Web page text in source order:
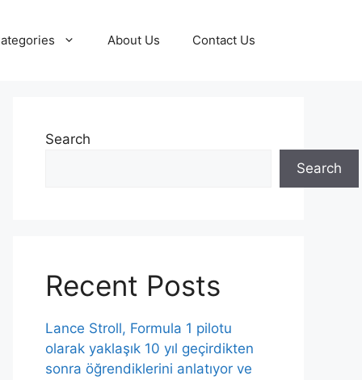
About Us Contact Us
Search
Search
Recent Posts
Lance Stroll, Formula 1 pilotu
olarak yaklaşık 10 yıl geçirdikten
sonra öğrendiklerini anlatıyor ve